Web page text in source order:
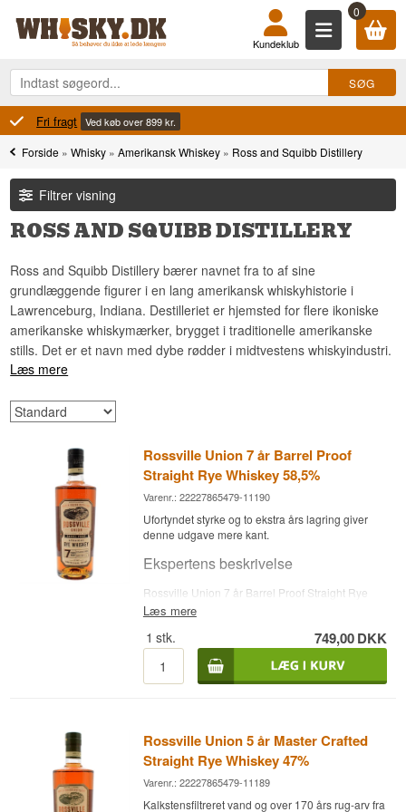
0
Kundeklub
Fri fragt Ved køb over 899 kr.
Forside »Whisky »Amerikansk Whiskey » Ross and Squibb Distillery
Filtrer visning
ROSS AND SQUIBB DISTILLERY
Ross and Squibb Distillery bærer navnet fra to af sine
grundlæggende figurer i en lang amerikansk whiskyhistorie i
Lawrenceburg, Indiana. Destilleriet er hjemsted for flere ikoniske
amerikanske whiskymærker, brygget i traditionelle amerikanske
stills. Det er et navn med dybe rødder i midtvestens whiskyindustri.
Læs mere
Rossville Union 7 år Barrel Proof
Straight Rye Whiskey 58,5%
Varenr.: 22227865479-11190
Ufortyndet styrke og to ekstra års lagring giver
denne udgave mere kant.
Ekspertens beskrivelse
Rossville Union 7 år Barrel Proof Straight Rye
Whiskey er lagret i 7 år og aftappet direkte ved
efter Rossville Distillery, grundlagt i 1847 af
George Ross i Lawrenceburg, Indiana, midt i
rugens guldalder. Ross byggede sit destilleri
oven på et vandreservoir, hvilket gav adgang til
af det canadiske selskab Seagram, og efter flere
ejerskifter overtog MGP stedet i 2011. Rossville
Union Rye, lanceret i 2018, var MGP's første rye-
levere rugwhisky til andre mærker.
Læs mere
1 stk. 749,00DKK
Rossville Union 5 år Master Crafted
Straight Rye Whiskey 47%
Varenr.: 22227865479-11189
Kalkstensfiltreret vand og over 170 års rug-arv fra